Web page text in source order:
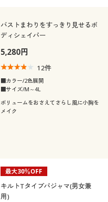
バストまわりをすっきり見せるボ
ディシェイパー
5,280円
12件
■カラー/2色展開
■サイズ/M～4L
ボリュームをおさえてさらし風に小胸を
メイク
最大30％OFF
キルトTタイプパジャマ(男女兼
用)